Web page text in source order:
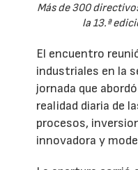
Más de 300
la 13.ª
El encuentro
industriales en la
jornada que
realidad diaria de
procesos,
innovadora y